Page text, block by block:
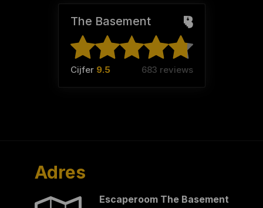
The Basement
Cijfer 9.5 683 reviews
Adres
Escaperoom The Basement